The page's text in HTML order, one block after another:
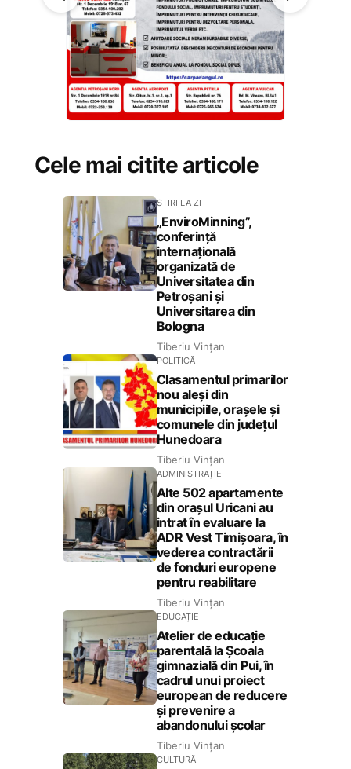
Cele mai citite articole
STIRI LA ZI
„EnviroMinning”,
conferință
internațională
organizată de
Universitatea din
Petroșani și
Universitarea din
Bologna
Tiberiu Vințan
POLITICĂ
Clasamentul primarilor
nou aleși din
municipiile, orașele și
comunele din județul
Hunedoara
Tiberiu Vințan
ADMINISTRAȚIE
Alte 502 apartamente
din orașul Uricani au
intrat în evaluare la
ADR Vest Timișoara, în
vederea contractării
de fonduri europene
pentru reabilitare
Tiberiu Vințan
EDUCAȚIE
Atelier de educație
parentală la Școala
gimnazială din Pui, în
cadrul unui proiect
european de reducere
și prevenire a
abandonului școlar
Tiberiu Vințan
CULTURĂ